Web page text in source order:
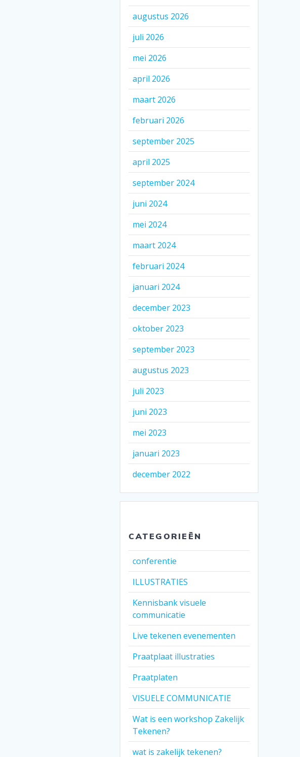
augustus 2026
juli 2026
mei 2026
april 2026
maart 2026
februari 2026
september 2025
april 2025
september 2024
juni 2024
mei 2024
maart 2024
februari 2024
januari 2024
december 2023
oktober 2023
september 2023
augustus 2023
juli 2023
juni 2023
mei 2023
januari 2023
december 2022
CATEGORIEËN
conferentie
ILLUSTRATIES
Kennisbank visuele
communicatie
Live tekenen evenementen
Praatplaat illustraties
Praatplaten
VISUELE COMMUNICATIE
Wat is een workshop Zakelijk
Tekenen?
wat is zakelijk tekenen?